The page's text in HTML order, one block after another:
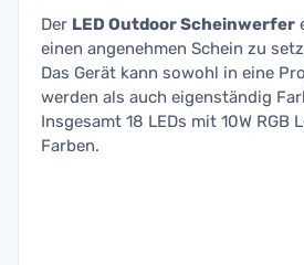
Der LED Outdoor Scheinwerfer
einen angenehmen Schein zu
Das Gerät kann sowohl in eine
werden als auch eigenständig
Insgesamt 18 LEDs mit 10W
Farben.